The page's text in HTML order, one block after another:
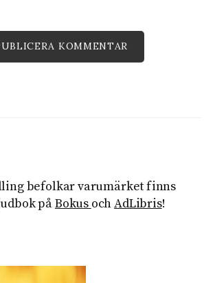
befolkar varumärket finns
påBokus ochAdLibris!